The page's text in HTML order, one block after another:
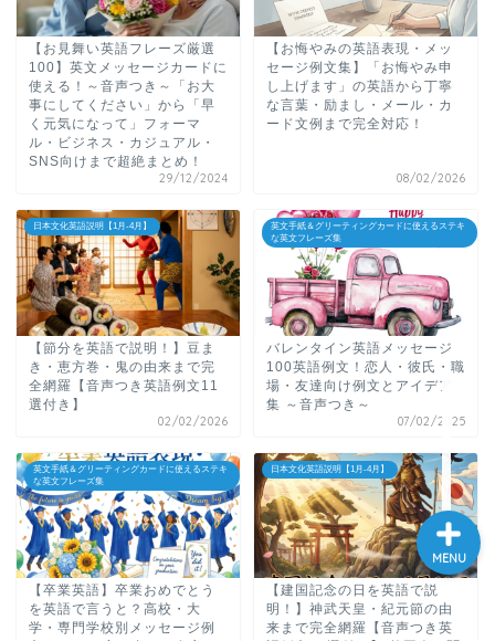
【お見舞い英語フレーズ厳選
100】英文メッセージカードに
使える！～音声つき～「お大
事にしてください」から「早
く元気になって」フォーマ
ル・ビジネス・カジュアル・
SNS向けまで超絶まとめ！
29/12/2024
【お悔やみの英語表現・メッ
セージ例文集】「お悔やみ申
し上げます」の英語から丁寧
な言葉・励まし・メール・カ
ード文例まで完全対応！
08/02/2026
日本文化英語説明【1月-4月】
【節分を英語で説明！】豆ま
き・恵方巻・鬼の由来まで完
全網羅【音声つき英語例文11
選付き】
02/02/2026
英文手紙＆グリーティングカードに使えるステキ
な英文フレーズ集
バレンタイン英語メッセージ
100英語例文！恋人・彼氏・職
場・友達向け例文とアイデア
集 ～音声つき～
07/02/2025
英文手紙＆グリーティングカードに使えるステキ
な英文フレーズ集
【卒業英語】卒業おめでとう
を英語で言うと？高校・大
学・専門学校別メッセージ例
日本文化英語説明【1月-4月】
【建国記念の日を英語で説
明！】神武天皇・紀元節の由
来まで完全網羅【音声つき英
MENU
原田高志の”ほぼ日刊”英語
学習＆大学入試英語コラム
“シン”・英会話スピード表
現
大学入試英語対策講座
英語名言・格言・カッコい
い英語＆素敵な英文フレー
ズ集
過去記事
CONTACT